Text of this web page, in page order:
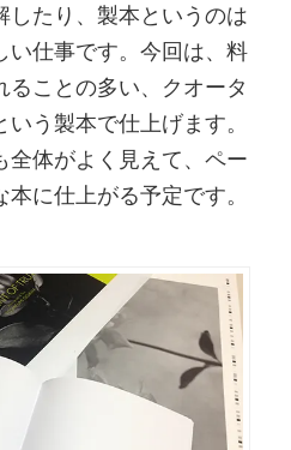
したり、製本というのは
い仕事です。今回は、料
ことの多い、クオータ
う製本で仕上げます。
全体がよく見えて、ペー
に仕上がる予定です。